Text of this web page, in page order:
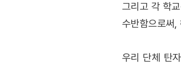
그리고 각 학
수반함으로써,
우리 단체 탄